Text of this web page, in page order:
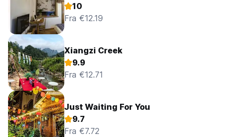
10
Fra €12.19
Xiangzi Creek
9.9
Fra €12.71
Just Waiting For You
9.7
Fra €7.72